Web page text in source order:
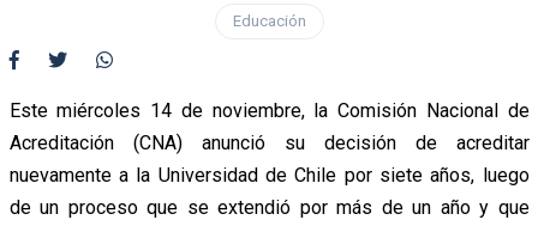
Educación
Este miércoles 14 de noviembre, la Comisión Nacional de
Acreditación (CNA) anunció su decisión de acreditar
nuevamente a la Universidad de Chile por siete años, luego
de un proceso que se extendió por más de un año y que